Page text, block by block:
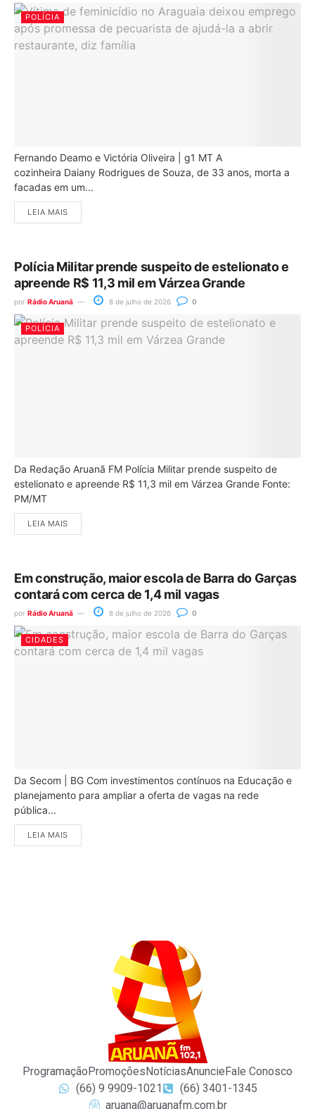
POLÍCIA
Fernando Deamo e Victória Oliveira | g1 MT A
cozinheira Daiany Rodrigues de Souza, de 33 anos, morta a
facadas em um...
LEIA MAIS
Polícia Militar prende suspeito de estelionato e
apreende R$ 11,3 mil em Várzea Grande
por Rádio Aruanã 8 de julho de 2026 0
POLÍCIA
Da Redação Aruanã FM Polícia Militar prende suspeito de
estelionato e apreende R$ 11,3 mil em Várzea Grande Fonte:
PM/MT
LEIA MAIS
Em construção, maior escola de Barra do Garças
contará com cerca de 1,4 mil vagas
por Rádio Aruanã 8 de julho de 2026 0
CIDADES
Da Secom | BG Com investimentos contínuos na Educação e
planejamento para ampliar a oferta de vagas na rede
pública...
LEIA MAIS
ProgramaçãoPromoçõesNotíciasAnuncieFale Conosco
(66) 9 9909-1021
(66) 3401-1345
aruana@aruanafm.com.br